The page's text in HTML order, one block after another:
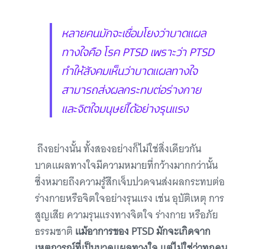
หลายคนมักจะเชื่อมโยงว่าบาดแผล
ทางใจคือ โรค PTSD เพราะว่า PTSD
ทำให้สังคมเห็นว่าบาดแผลทางใจ
สามารถส่งผลกระทบต่อร่างกาย
และจิตใจมนุษย์ได้อย่างรุนแรง
ถึงอย่างนั้น ทั้งสองอย่างก็ไม่ใช่สิ่งเดียวกัน
บาดแผลทางใจมีความหมายที่กว้างมากกว่านั้น
ซึ่งหมายถึงความรู้สึกเจ็บปวดจนส่งผลกระทบต่อ
ร่างกายหรือจิตใจอย่างรุนแรง เช่น อุบัติเหตุ การ
สูญเสีย ความรุนแรงทางจิตใจ ร่างกาย หรือภัย
ธรรมชาติ แม้อาการของ PTSD มักจะเกิดจาก